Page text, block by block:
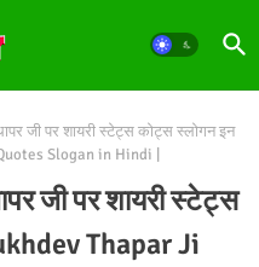
जी पर शायरी स्टेट्स कोट्स स्लोगन इन
Slogan in Hindi |
जी पर शायरी स्टेट्स
Thapar Ji